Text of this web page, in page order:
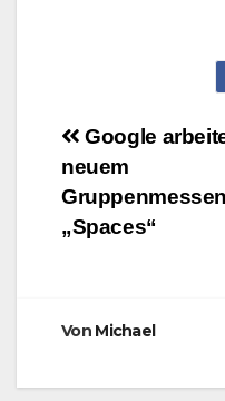
Google
neuem
„Spaces“
Von Michael